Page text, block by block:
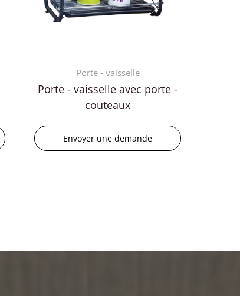
Porte - vaisselle
Porte - vaisselle avec porte -
couteaux
Envoyer une demande